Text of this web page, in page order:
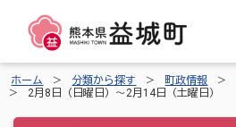
ホーム 分類から探す 町政情報
2月8日（日曜日）～2月14日（土曜日）